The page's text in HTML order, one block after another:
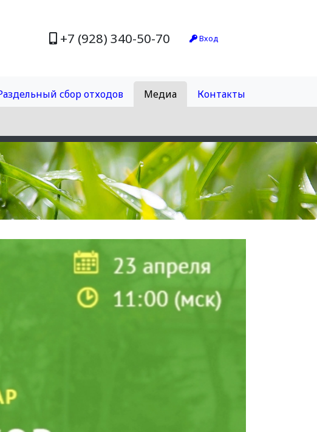
+7 (928) 340-50-70 Вход
сбор отходов Медиа Контакты